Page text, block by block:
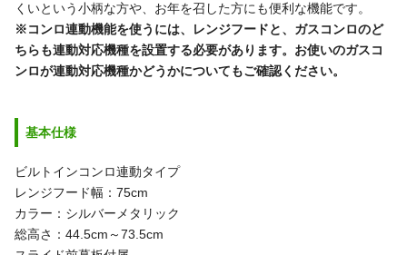
くいという小柄な方や、お年を召した方にも便利な機能です。
※コンロ連動機能を使うには、レンジフードと、ガスコンロのど
ちらも連動対応機種を設置する必要があります。お使いのガスコ
ンロが連動対応機種かどうかについてもご確認ください。
基本仕様
ビルトインコンロ連動タイプ
レンジフード幅：75cm
カラー：シルバーメタリック
総高さ：44.5cm～73.5cm